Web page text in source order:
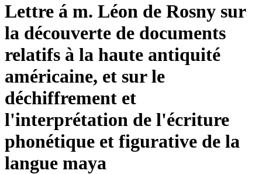
Lettre á m. Léon de Rosny sur
la découverte de documents
relatifs à la haute antiquité
américaine, et sur le
déchiffrement et
l'interprétation de l'écriture
phonétique et figurative de la
langue maya